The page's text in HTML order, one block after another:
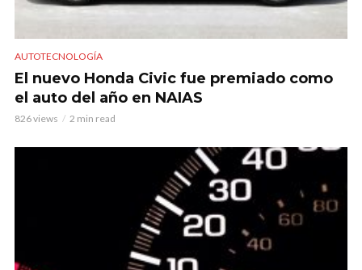
AUTOTECNOLOGÍA
El nuevo Honda Civic fue premiado como
el auto del año en NAIAS
826 views 2 min read